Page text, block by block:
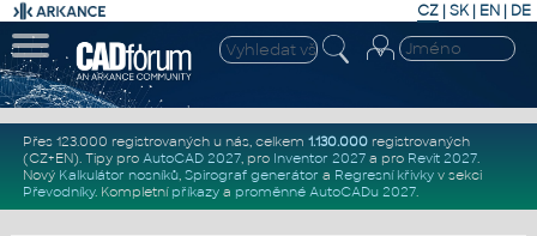
CZ | SK| EN | DE
Přes 123.000 registrovaných u nás, celkem 1.130.000registrovaných
(CZ+EN). Tipy pro AutoCAD 2027, pro Inventor 2027a pro Revit 2027.
Nový Kalkulátor nosníků, Spirograf generátor a Regresní křivkyv sekci
Převodníky. Kompletní příkazya proměnné AutoCADu 2027.